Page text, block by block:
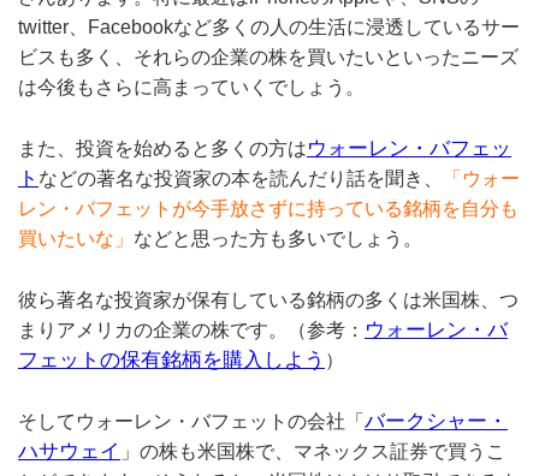
twitter、Facebookなど多くの人の生活に浸透しているサー
ビスも多く、それらの企業の株を買いたいといったニーズ
は今後もさらに高まっていくでしょう。
また、投資を始めると多くの方はウォーレン・バフェッ
ト などの著名な投資家の本を読んだり話を聞き、
「ウォー
レン・バフェットが今手放さずに持っている銘柄を自分も
買いたいな」 などと思った方も多いでしょう。
彼ら著名な投資家が保有している銘柄の多くは米国株、つ
まりアメリカの企業の株です。（参考： ウォーレン・バ
フェットの保有銘柄を購入しよう ）
そしてウォーレン・バフェットの会社「 バークシャー・
ハサウェイ 」の株も米国株で、マネックス証券で買うこ